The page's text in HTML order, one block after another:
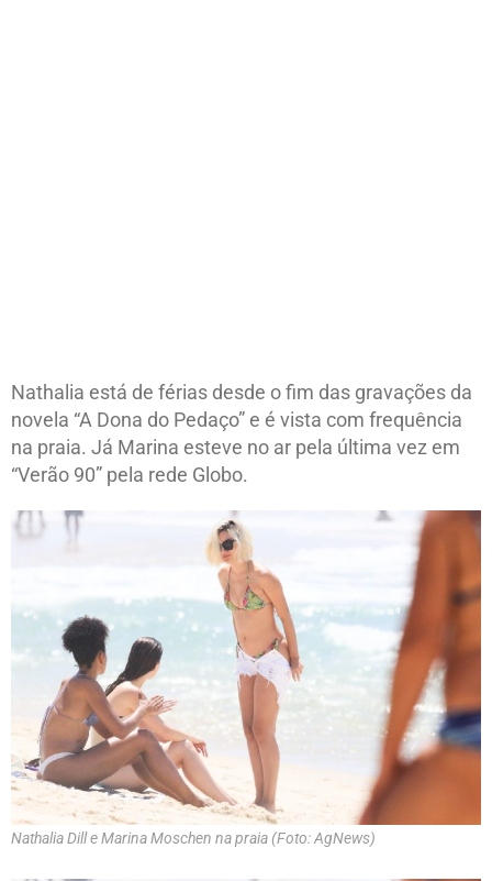
Nathalia está de férias desde o fim das gravações da
novela “A Dona do Pedaço” e é vista com frequência
na praia. Já Marina esteve no ar pela última vez em
“Verão 90” pela rede Globo.
Nathalia Dill e Marina Moschen na praia (Foto: AgNews)